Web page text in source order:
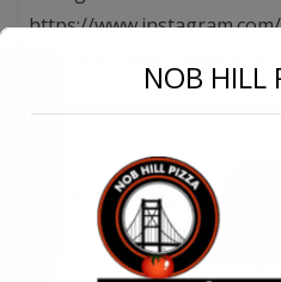
https://
Youtube: https://
Você pode
NOB HILL